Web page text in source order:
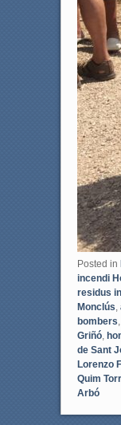
Posted in
incendi
residus
Monclús
bombers
Griñó,
de Sant
Lorenzo
Quim
Arbó